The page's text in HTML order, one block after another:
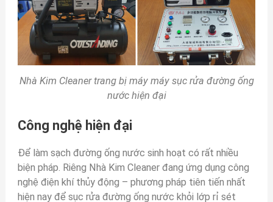
Nhà Kim Cleaner trang bị máy máy sục rửa đường ống
nước hiện đại
Công nghệ hiện đại
Để làm sạch đường ống nước sinh hoạt có rất nhiều
biện pháp. Riêng Nhà Kim Cleaner đang ứng dụng công
nghệ điện khí thủy động – phương pháp tiên tiến nhất
hiện nay để sục rửa đường ống nước khỏi lớp rỉ sét